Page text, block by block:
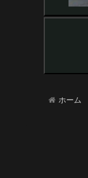
ホーム